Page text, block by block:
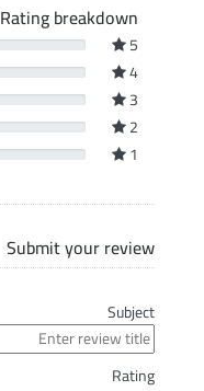
Rating breakdown
5
4
3
2
1
Submit your review
Subject
Rating